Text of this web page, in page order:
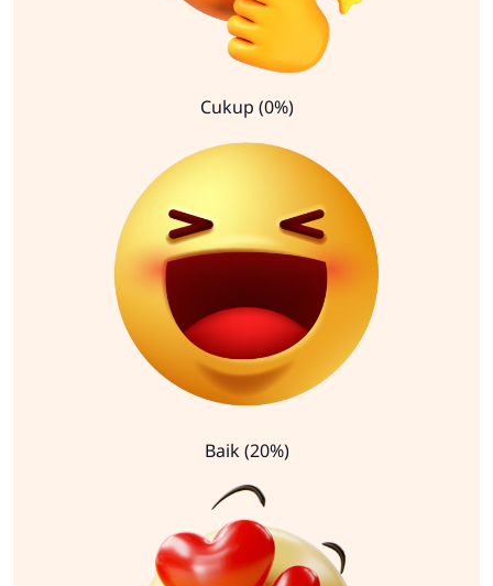
Cukup (0%)
Baik (20%)